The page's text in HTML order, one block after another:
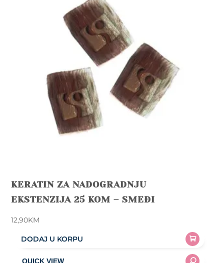
KERATIN ZA NADOGRADNJU
EKSTENZIJA 25 KOM – SMEĐI
12,90KM
DODAJ U KORPU